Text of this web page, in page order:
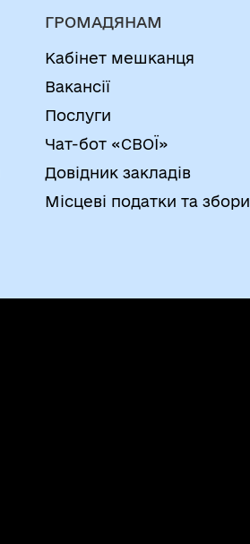
ГРОМАДЯНАМ
Кабінет мешканця
Вакансії
Послуги
Чат-бот «СВОЇ»
Довідник закладів
Місцеві податки та збори